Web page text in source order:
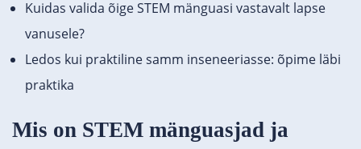
Kuidas valida õige STEM mänguasi vastavalt lapse
vanusele?
Ledos kui praktiline samm inseneeriasse: õpime läbi
praktika
Mis on STEM mänguasjad ja